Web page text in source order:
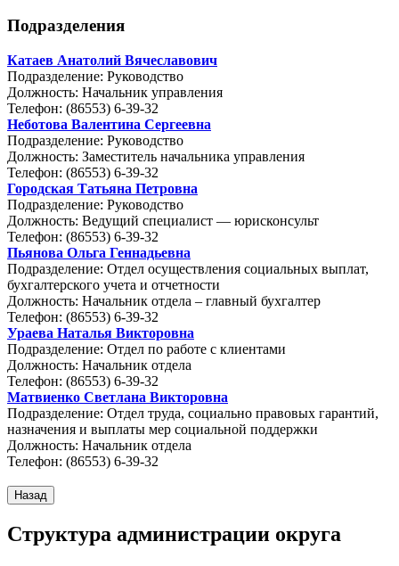
Подразделения
Катаев Анатолий Вячеславович
Подразделение: Руководство
Должность: Начальник управления
Телефон: (86553) 6-39-32
Неботова Валентина Сергеевна
Подразделение: Руководство
Должность: Заместитель начальника управления
Телефон: (86553) 6-39-32
Городская Татьяна Петровна
Подразделение: Руководство
Должность: Ведущий специалист — юрисконсульт
Телефон: (86553) 6-39-32
Пьянова Ольга Геннадьевна
Подразделение: Отдел осуществления социальных выплат,
бухгалтерского учета и отчетности
Должность: Начальник отдела – главный бухгалтер
Телефон: (86553) 6-39-32
Ураева Наталья Викторовна
Подразделение: Отдел по работе с клиентами
Должность: Начальник отдела
Телефон: (86553) 6-39-32
Матвиенко Светлана Викторовна
Подразделение: Отдел труда, социально правовых гарантий,
назначения и выплаты мер социальной поддержки
Должность: Начальник отдела
Телефон: (86553) 6-39-32
Структура администрации округа